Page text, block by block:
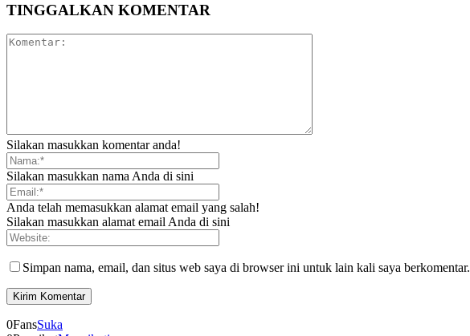
TINGGALKAN KOMENTAR
Silakan masukkan komentar anda!
Silakan masukkan nama Anda di sini
Anda telah memasukkan alamat email yang salah!
Silakan masukkan alamat email Anda di sini
Simpan nama, email, dan situs web saya di browser ini untuk lain kali saya berkomentar.
0FansSuka